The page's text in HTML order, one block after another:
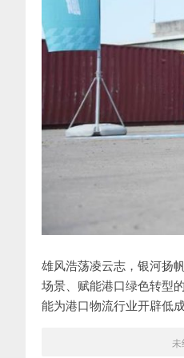
雄风浩荡凌云志，银河扬
场景、赋能港口绿色转型
能为港口物流行业开辟低